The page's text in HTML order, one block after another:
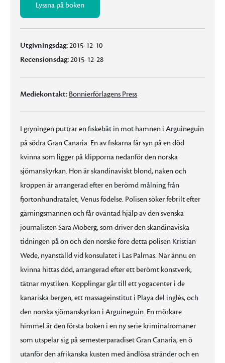
Lyssna på boken
Utgivningsdag:2015-12-10
Recensionsdag:2015-12-28
Mediekontakt: Bonnierförlagens Press
I gryningen puttrar en fiskebåt in mot hamnen i Arguineguin
på södra Gran Canaria. En av fiskarna får syn på en död
kvinna som ligger på klipporna nedanför den norska
sjömanskyrkan. Hon är skandinaviskt blond, naken och
kroppen är arrangerad efter en berömd målning från
fjortonhundratalet, Venus födelse. Polisen söker febrilt efter
gärningsmannen och får oväntad hjälp av den svenska
journalisten Sara Moberg, som driver den skandinaviska
tidningen på ön och den norske före detta polisen Kristian
Wede, nyanställd vid konsulatet i Las Palmas. När ännu en
kvinna hittas död, arrangerad efter ett berömt konstverk,
tätnar mystiken. Kopplingar går till ett yogacenter i de
kanariska bergen, ett massageinstitut i Playa del inglés, och
den norska sjömanskyrkan i Arguineguin. En mörkare
himmel är den första boken i en ny serie kriminalromaner
som utspelar sig på semesterparadiset Gran Canaria, en ö
utanför den afrikanska kusten med ändlösa stränder och en